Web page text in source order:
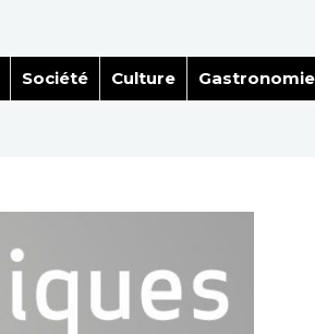
Société Culture Gastronomie